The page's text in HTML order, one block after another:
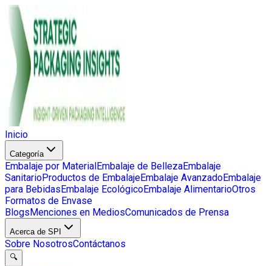
Inicio
Categoría
Embalaje por MaterialEmbalaje de BellezaEmbalaje
SanitarioProductos de EmbalajeEmbalaje AvanzadoEmbalaje
para BebidasEmbalaje EcológicoEmbalaje AlimentarioOtros
Formatos de Envase
BlogsMenciones en MediosComunicados de Prensa
Acerca de SPI
Sobre NosotrosContáctanos
🔍